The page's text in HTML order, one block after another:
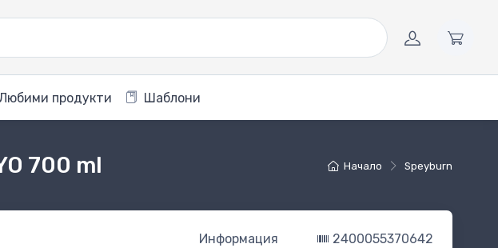
продукти Шаблони
Начало Speyburn
700 ml
Информация 2400055370642